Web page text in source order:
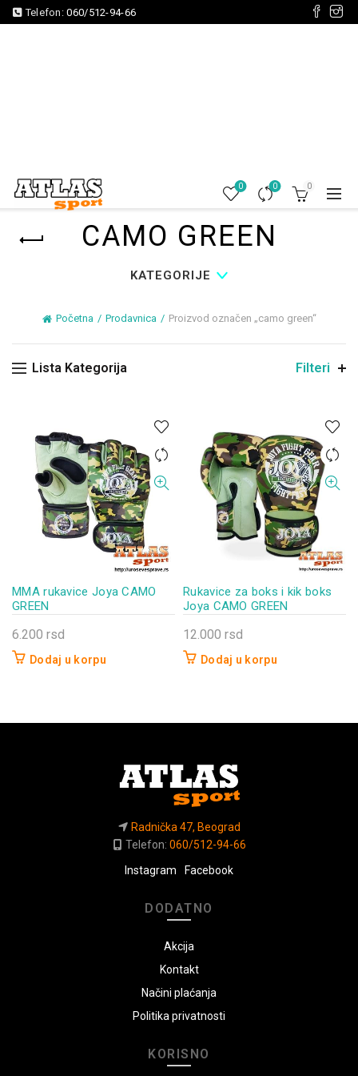
Telefon:060/512-94-66
0 0 0
CAMO GREEN
KATEGORIJE
Početna Prodavnica Proizvod označen „camo green“
Lista Kategorija Filteri
MMA rukavice Joya CAMO
GREEN
6.200 rsd
Dodaj u korpu
Rukavice za boks i kik boks
Joya CAMO GREEN
12.000 rsd
Dodaj u korpu
Radnička 47, Beograd
Telefon: 060/512-94-66
Instagram
Facebook
DODATNO
Akcija
Kontakt
Načini plaćanja
Politika privatnosti
KORISNO